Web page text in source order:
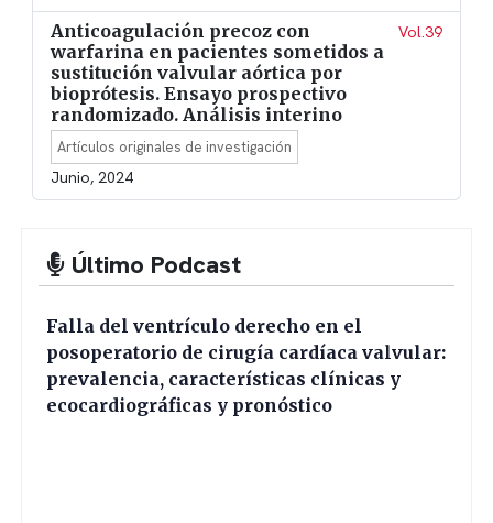
Anticoagulación precoz con
warfarina en pacientes sometidos a
sustitución valvular aórtica por
bioprótesis. Ensayo prospectivo
randomizado. Análisis interino
Vol.39
Artículos originales de investigación
Junio, 2024
Último Podcast
Falla del ventrículo derecho en el
posoperatorio de cirugía cardíaca valvular:
prevalencia, características clínicas y
ecocardiográficas y pronóstico